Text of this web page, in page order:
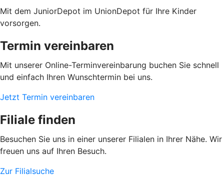
Mit dem JuniorDepot im UnionDepot für Ihre Kinder
vorsorgen.
Termin vereinbaren
Mit unserer Online-Terminvereinbarung buchen Sie schnell
und einfach Ihren Wunschtermin bei uns.
Jetzt Termin vereinbaren
Filiale finden
Besuchen Sie uns in einer unserer Filialen in Ihrer Nähe. Wir
freuen uns auf Ihren Besuch.
Zur Filialsuche